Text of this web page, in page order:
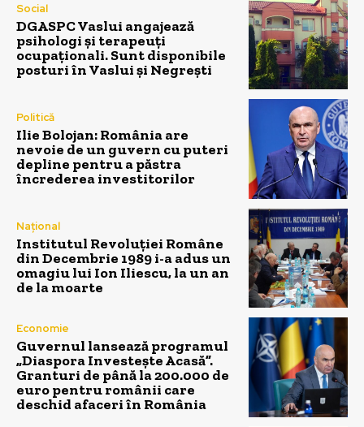
Social
DGASPC Vaslui angajează
psihologi și terapeuți
ocupaționali. Sunt disponibile
posturi în Vaslui și Negrești
Politică
Ilie Bolojan: România are
nevoie de un guvern cu puteri
depline pentru a păstra
încrederea investitorilor
Național
Institutul Revoluției Române
din Decembrie 1989 i-a adus un
omagiu lui Ion Iliescu, la un an
de la moarte
Economie
Guvernul lansează programul
„Diaspora Investește Acasă”.
Granturi de până la 200.000 de
euro pentru românii care
deschid afaceri în România